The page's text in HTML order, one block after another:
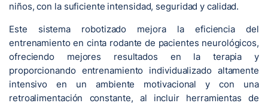
niños, con la suficiente intensidad, seguridad y calidad.
Este sistema robotizado mejora la eficiencia del
entrenamiento en cinta rodante de pacientes neurológicos,
ofreciendo mejores resultados en la terapia y
proporcionando entrenamiento individualizado altamente
intensivo en un ambiente motivacional y con una
retroalimentación constante, al incluir herramientas de